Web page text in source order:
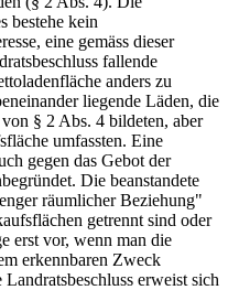
bestehe kein
eine gemäss dieser
fallende
anders zu
liegende Läden, die
§ 2 Abs. 4 bildeten, aber
umfassten. Eine
gegen das Gebot der
Die beanstandete
räumlicher Beziehung"
getrennt sind oder
erst vor, wenn man die
erkennbaren Zweck
erweist sich